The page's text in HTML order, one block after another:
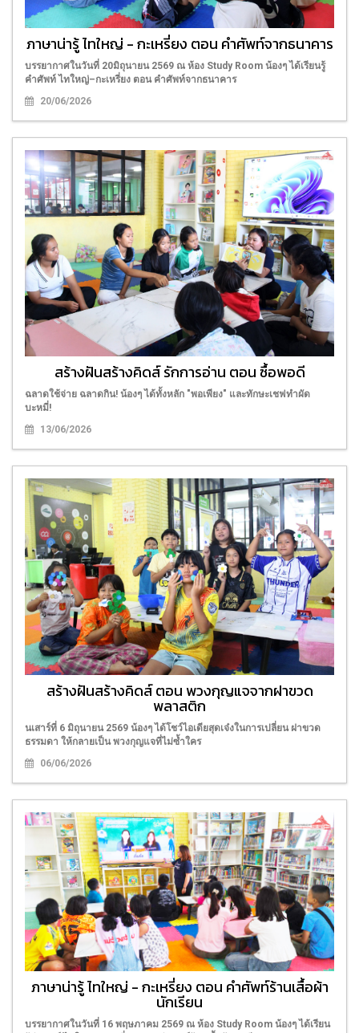
ภาษาน่ารู้ ไทใหญ่ - กะเหรี่ยง ตอน คำศัพท์จากธนาคาร
บรรยากาศในวันที่ 20มิถุนายน 2569 ณ ห้อง Study Room น้องๆ ได้เรียนรู้
คำศัพท์ ไทใหญ่–กะเหรี่ยง ตอน คำศัพท์จากธนาคาร
20/06/2026
สร้างฝันสร้างคิดส์ รักการอ่าน ตอน ซื้อพอดี
ฉลาดใช้จ่าย ฉลาดกิน! น้องๆ ได้ทั้งหลัก "พอเพียง" และทักษะเชฟทำผัด
บะหมี่!
13/06/2026
สร้างฝันสร้างคิดส์ ตอน พวงกุญแจจากฝาขวด
พลาสติก
นเสาร์ที่ 6 มิถุนายน 2569 น้องๆ ได้โชว์ไอเดียสุดเจ๋งในการเปลี่ยน ฝาขวด
ธรรมดา ให้กลายเป็น พวงกุญแจที่ไม่ซ้ำใคร
06/06/2026
ภาษาน่ารู้ ไทใหญ่ - กะเหรี่ยง ตอน คำศัพท์ร้านเสื้อผ้า
นักเรียน
บรรยากาศในวันที่ 16 พฤษภาคม 2569 ณ ห้อง Study Room น้องๆ ได้เรียน